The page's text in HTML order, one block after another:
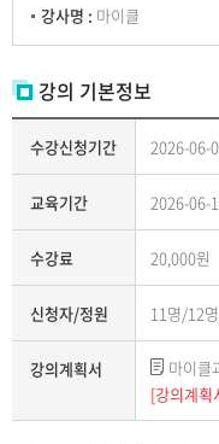
강사명 : 마이클
강의 기본정보
수강신청기간 2026-06-
교육기간 2026-06-
수강료 20,000원
신청자/정원 11명/12명
강의계획서
마이클
[강의계획